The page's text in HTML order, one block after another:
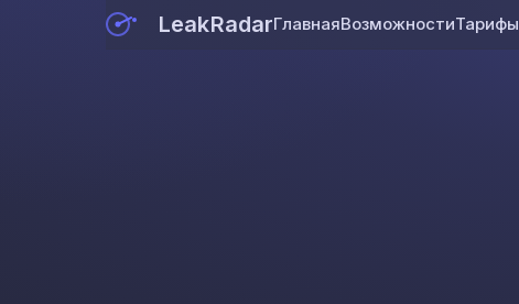
LeakRadarГлавнаяВозможностиТарифы